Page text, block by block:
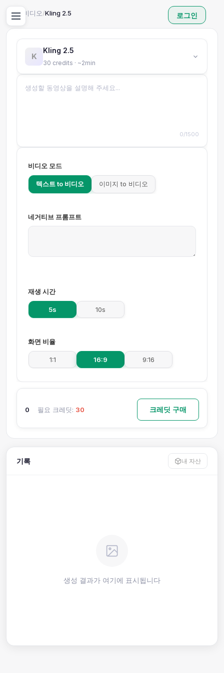
홈/AI 비디오/Kling 2.5
K
Kling 2.5
30 credits · ~2min
0/1500
비디오 모드
텍스트 to 비디오 이미지 to 비디오
네거티브 프롬프트
재생 시간
5s 10s
화면 비율
1:1 16:9 9:16
0 필요 크레딧: 30 크레딧 구매
기록 내 자산
생성 결과가 여기에 표시됩니다
로그인